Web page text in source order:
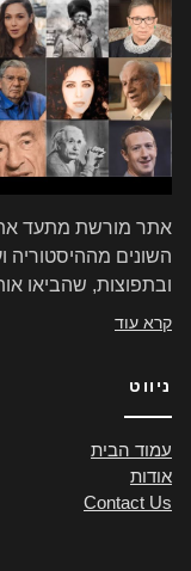
אתר מורשת מתעד
השונים מההיסטוריה
ובתפוצות, שהביאו
קרא עוד
ניווט
עמוד הבית
אודות
Contact Us